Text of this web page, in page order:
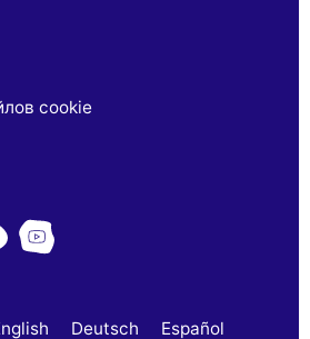
cookie
Deutsch Español